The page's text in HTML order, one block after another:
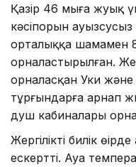
Қазір 46 мыңға
кәсіпорын
орталыққа шамамен
орналастырылған. Жер
орналасқан Уки
тұрғындарға арнап
душ кабиналары
Жергілікті билік
ескертті. Ауа